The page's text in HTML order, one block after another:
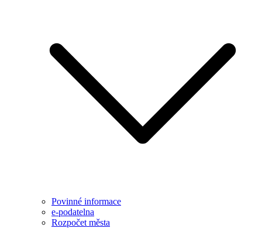
Povinné informace
e-podatelna
Rozpočet města